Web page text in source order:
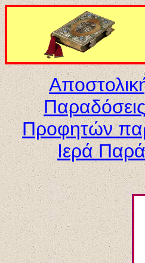
Παραδόσεις
Προφητών
Ιερά